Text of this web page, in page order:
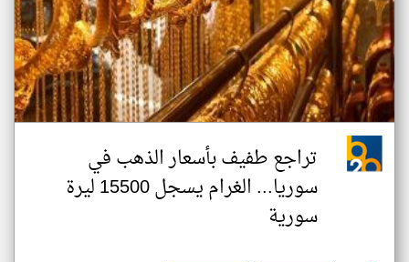
تراجع طفيف بأسعار الذهب في
سوريا... الغرام يسجل 15500 ليرة
سورية